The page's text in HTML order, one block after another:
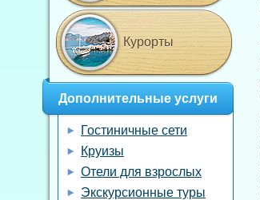
Курорты
Дополнительные услуги
Гостиничные сети
Круизы
Отели для взрослых
Экскурсионные туры